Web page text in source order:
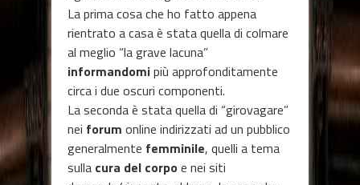
La prima cosa che ho fatto appena
rientrato a casa è stata quella di colmare
al meglio “la grave lacuna”
informandomipiù approfonditamente
circa i due oscuri componenti.
La seconda è stata quella di “girovagare”
nei forum online indirizzati ad un pubblico
generalmente femminile, quelli a tema
sulla cura del corpo e nei siti